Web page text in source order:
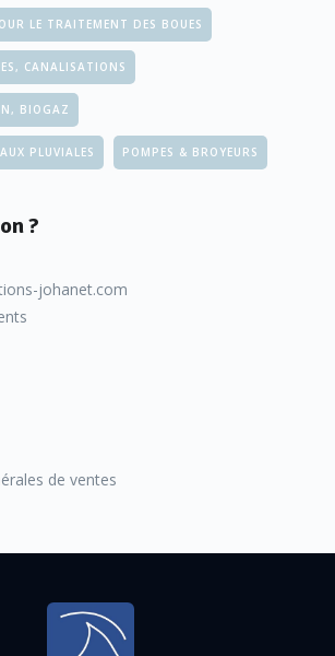
LE TRAITEMENT DES BOUES
CANALISATIONS
BIOGAZ
PLUVIALES POMPES & BROYEURS
?
johanet.com
de ventes